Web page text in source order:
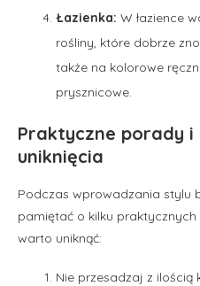
Łazienka: W łazience
rośliny, które dobrze
także na kolorowe
prysznicowe.
Praktyczne porady i
uniknięcia
Podczas wprowadzania stylu
pamiętać o kilku
warto uniknąć:
Nie przesadzaj z